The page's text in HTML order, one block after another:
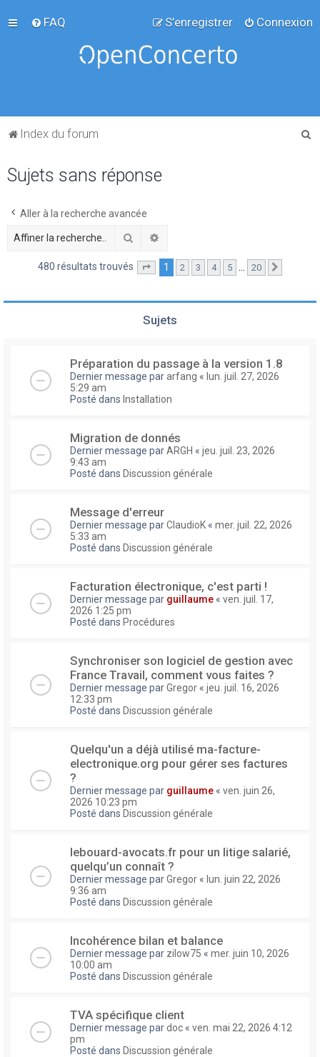
FAQ Connexion
S’enregistrer
Index du forum
Sujets sans réponse
Aller à la recherche avancée
Rechercher
480 résultats trouvés Page sur20
1 2 3 4 5 … 20
Sujets
Préparation du passage à la version 1.8
Dernier message pararfang « lun. juil. 27, 2026
5:29 am
Posté dans Installation
Migration de donnés
Dernier message parARGH « jeu. juil. 23, 2026
9:43 am
Posté dans Discussion générale
Message d'erreur
Dernier message parClaudioK « mer. juil. 22, 2026
5:33 am
Posté dans Discussion générale
Facturation électronique, c'est parti !
Dernier message par guillaume « ven. juil. 17,
2026 1:25 pm
Posté dans Procédures
Synchroniser son logiciel de gestion avec
France Travail, comment vous faites ?
Dernier message parGregor « jeu. juil. 16, 2026
12:33 pm
Posté dans Discussion générale
Quelqu'un a déjà utilisé ma-facture-
electronique.org pour gérer ses factures
?
Dernier message par guillaume « ven. juin 26,
2026 10:23 pm
Posté dans Discussion générale
lebouard-avocats.fr pour un litige salarié,
quelqu’un connaît ?
Dernier message parGregor « lun. juin 22, 2026
9:36 am
Posté dans Discussion générale
Incohérence bilan et balance
Dernier message par zilow75 « mer. juin 10, 2026
10:00 am
Posté dans Discussion générale
TVA spécifique client
Dernier message pardoc « ven. mai 22, 2026 4:12
pm
Posté dans Discussion générale